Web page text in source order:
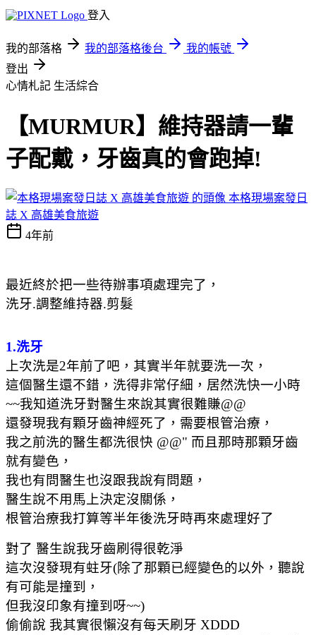
登入
我的部落格 我的部落格後台
我的帳號
登出
心情札記 生活綜合
【MURMUR】維持器請一輩
子配戴，牙齒真的會跑掉!
本格現場案發日
誌 X 高雄美食旅遊
4年前
最近終於把一些待辦事項處理完了，
洗牙.調整維持器.剪髮
1.洗牙
上次洗是2年前了吧，其實半年就要洗一次，
這個醫生還不錯，洗得非常仔細，居然洗快一小時
~~我知道洗牙對醫生來說其實很難賺@@
還發現我有顆牙齒神經死了，需要根管治療，
我之前洗的醫生都洗很快 @@" 而且那時那顆牙齒
就有變色，
我也有問醫生也沒跟我說有問題，
醫生說不用馬上決定沒關係，
根管治療我打算等半年後洗牙時再來處理好了
對了 醫生說我牙齒刷得很乾淨
這次沒發現有蛀牙(除了那顆已經變色的以外，聽說
有可能是撞到，
但我沒印象有撞到呀~~)
偷偷說 我其實很懶沒有每天刷牙 XDDD